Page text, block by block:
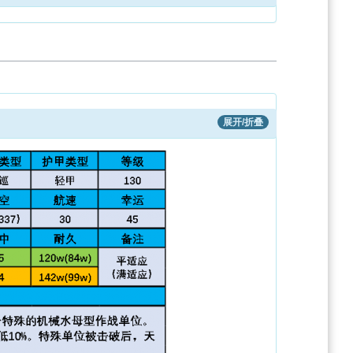
展开/折叠